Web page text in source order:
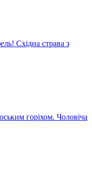
Східна страва з
горіхом. Чоловіча